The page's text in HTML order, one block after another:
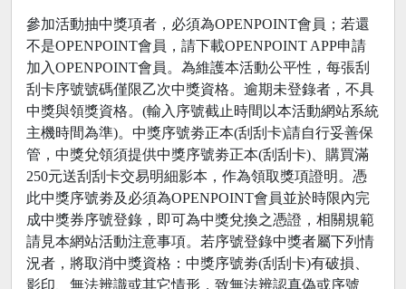
參加活動抽中獎項者，必須為OPENPOINT會員；若還
不是OPENPOINT會員，請下載OPENPOINT APP申請
加入OPENPOINT會員。為維護本活動公平性，每張刮
刮卡序號號碼僅限乙次中獎資格。逾期未登錄者，不具
中獎與領獎資格。(輸入序號截止時間以本活動網站系統
主機時間為準)。中獎序號劵正本(刮刮卡)請自行妥善保
管，中獎兌領須提供中獎序號劵正本(刮刮卡)、購買滿
250元送刮刮卡交易明細影本，作為領取獎項證明。憑
此中獎序號劵及必須為OPENPOINT會員並於時限內完
成中獎券序號登錄，即可為中獎兌換之憑證，相關規範
請見本網站活動注意事項。若序號登錄中獎者屬下列情
況者，將取消中獎資格：中獎序號劵(刮刮卡)有破損、
影印、無法辨識或其它情形，致無法辨認真偽或序號